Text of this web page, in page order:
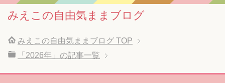
みえこの自由気ままブログ
みえこの自由気ままブログ TOP
「2026年」の記事一覧